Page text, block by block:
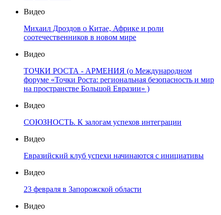
Видео
Михаил Дроздов о Китае, Африке и роли
соотечественников в новом мире
Видео
ТОЧКИ РОСТА - АРМЕНИЯ (о Международном
форуме «Точки Роста: региональная безопасность и мир
на пространстве Большой Евразии» )
Видео
СОЮЗНОСТЬ. К залогам успехов интеграции
Видео
Евразийский клуб успехи начинаются с инициативы
Видео
23 февраля в Запорожской области
Видео